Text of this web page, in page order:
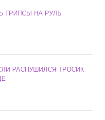
ГРИПСЫ НА РУЛЬ
РАСПУШИЛСЯ ТРОСИК